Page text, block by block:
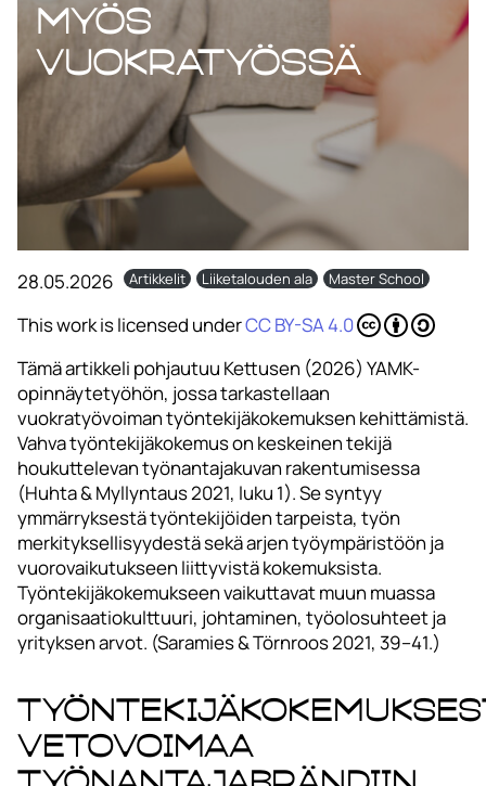
myös
vuokratyössä
28.05.2026 Artikkelit Liiketalouden ala Master School
This work is licensed underCC BY-SA 4.0
Tämä artikkeli pohjautuu Kettusen (2026) YAMK-
opinnäytetyöhön, jossa tarkastellaan
vuokratyövoiman työntekijäkokemuksen kehittämistä.
Vahva työntekijäkokemus on keskeinen tekijä
houkuttelevan työnantajakuvan rakentumisessa
(Huhta & Myllyntaus 2021, luku 1). Se syntyy
ymmärryksestä työntekijöiden tarpeista, työn
merkityksellisyydestä sekä arjen työympäristöön ja
vuorovaikutukseen liittyvistä kokemuksista.
Työntekijäkokemukseen vaikuttavat muun muassa
organisaatiokulttuuri, johtaminen, työolosuhteet ja
yrityksen arvot. (Saramies & Törnroos 2021, 39–41.)
vetovoimaa